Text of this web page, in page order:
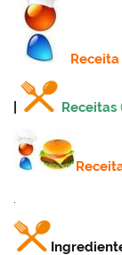
Receitas
.